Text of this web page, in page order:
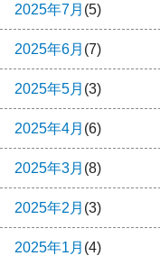
2025年7月 (5)
2025年6月 (7)
2025年5月 (3)
2025年4月 (6)
2025年3月 (8)
2025年2月 (3)
2025年1月 (4)